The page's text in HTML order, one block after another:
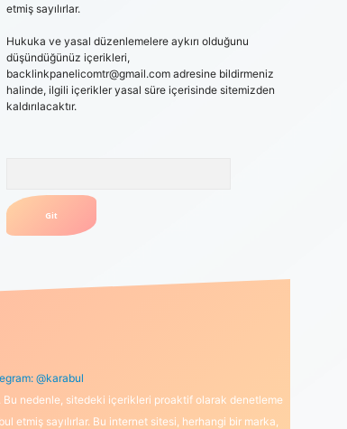
etmiş sayılırlar.
Hukuka ve yasal düzenlemelere aykırı olduğunu
düşündüğünüz içerikleri,
backlinkpanelicomtr@gmail.comadresine bildirmeniz
halinde, ilgili içerikler yasal süre içerisinde sitemizden
kaldırılacaktır.
@karabul
Bu nedenle, sitedeki içerikleri proaktif olarak denetleme
etmiş sayılırlar. Bu internet sitesi, herhangi bir marka,